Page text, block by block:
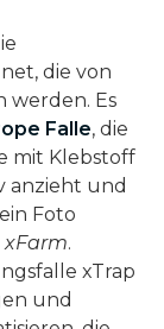
die von
werden. Es
Falle, die
mit Klebstoff
anzieht und
Foto
xFarm.
xTrap
und